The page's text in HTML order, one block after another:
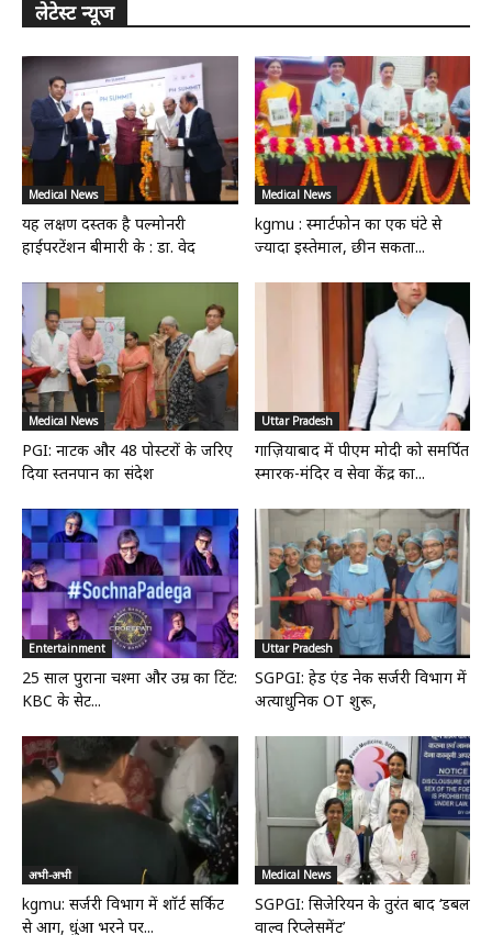
लेटेस्ट न्यूज
Medical News
यह लक्षण दस्तक है पल्मोनरी
हाईपरटेंशन बीमारी के : डा. वेद
Medical News
kgmu : स्मार्टफोन का एक घंटे से
ज्यादा इस्तेमाल, छीन सकता...
Medical News
PGI: नाटक और 48 पोस्टरों के जरिए
दिया स्तनपान का संदेश
Uttar Pradesh
गाज़ियाबाद में पीएम मोदी को समर्पित
स्मारक-मंदिर व सेवा केंद्र का...
Entertainment
25 साल पुराना चश्मा और उम्र का टिंट:
KBC के सेट...
Uttar Pradesh
SGPGI: हेड एंड नेक सर्जरी विभाग में
अत्याधुनिक OT शुरू,
अभी-अभी
kgmu: सर्जरी विभाग में शॉर्ट सर्किट
से आग, धुंआ भरने पर...
Medical News
SGPGI: सिजेरियन के तुरंत बाद ‘डबल
वाल्व रिप्लेसमेंट’